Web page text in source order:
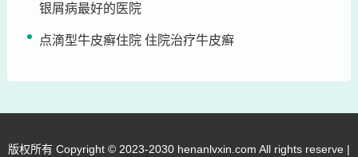
银屑病最好的医院
点滴型牛皮癣住院 住院治疗牛皮癣
版权所有 Copyright © 2023-2030 henanlvxin.com All rights reserve |